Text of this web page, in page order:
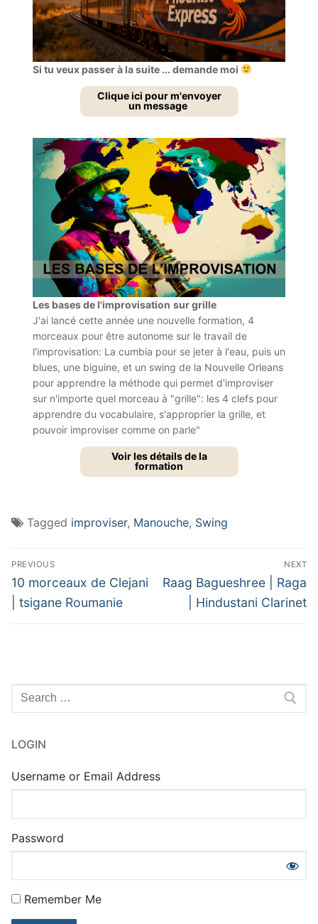
Si tu veux passer à la suite ... demande moi
Clique ici pour m'envoyer
un message
Les bases de l'improvisation sur grille
J'ai lancé cette année une nouvelle formation, 4
morceaux pour être autonome sur le travail de
l'improvisation: La cumbia pour se jeter à l'eau, puis un
blues, une biguine, et un swing de la Nouvelle Orleans
pour apprendre la méthode qui permet d'improviser
sur n'importe quel morceau à "grille": les 4 clefs pour
apprendre du vocabulaire, s'approprier la grille, et
pouvoir improviser comme on parle"
Voir les détails de la
formation
Tagged improviser, Manouche, Swing
Navigation
de
l’article
PREVIOUS
Previous
post:
10 morceaux de Clejani
| tsigane Roumanie
NEXT
Next
Raag Bagueshree | Raga
| Hindustani Clarinet
Rechercher
:
LOGIN
Username or Email Address
Password
Remember Me